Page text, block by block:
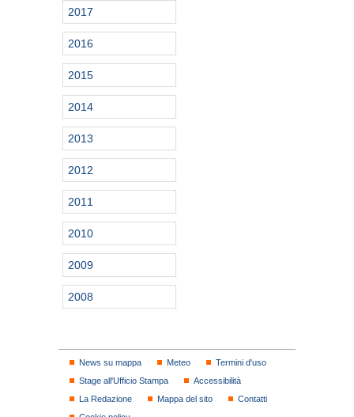
2017
2016
2015
2014
2013
2012
2011
2010
2009
2008
News su mappa Meteo
Termini d'uso
Stage all'Ufficio Stampa
Accessibilità
La Redazione
Mappa del sito
Contatti